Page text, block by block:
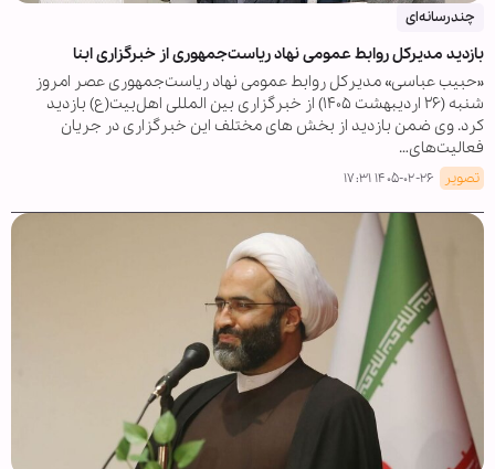
چندرسانه‌ای
بازدید مدیرکل روابط عمومی نهاد ریاست‌جمهوری از خبرگزاری ابنا
«حبیب عباسی» مدیرکل روابط عمومی نهاد ریاست‌جمهوری عصر امروز
شنبه (۲۶ اردیبهشت ۱۴۰۵) از خبرگزاری بین المللی اهل‌بیت(ع) بازدید
کرد. وی ضمن بازدید از بخش های مختلف این خبرگزاری در جریان
فعالیت‌های…
تصویر ۱۴۰۵-۰۲-۲۶ ۱۷:۳۱